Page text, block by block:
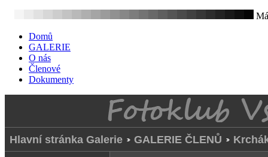
Domů
GALERIE
O nás
Členové
Dokumenty
Hlavní stránka Galerie GALERIE ČLENŮ